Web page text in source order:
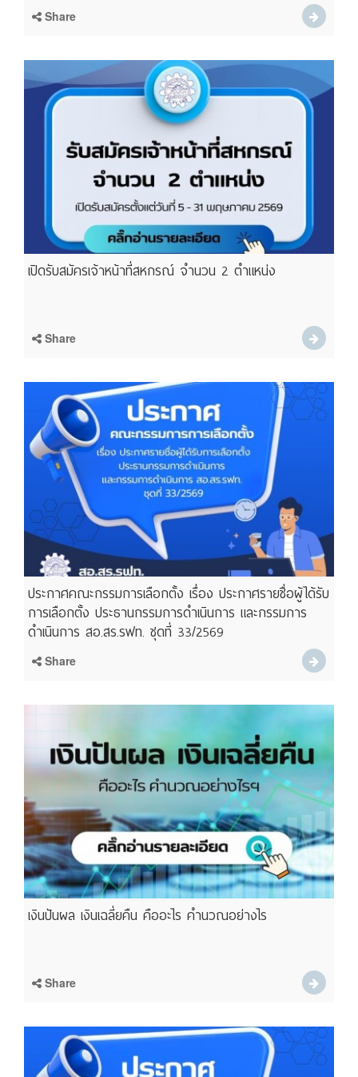
Share
เปิดรับสมัครเจ้าหน้าที่สหกรณ์ จำนวน 2 ตำแหน่ง
Share
ประกาศคณะกรรมการเลือกตั้ง เรื่อง ประกาศรายชื่อผู้ได้รับ
การเลือกตั้ง ประธานกรรมการดำเนินการ และกรรมการ
ดำเนินการ สอ.สร.รฟท. ชุดที่ 33/2569
Share
เงินปันผล เงินเฉลี่ยคืน คืออะไร คำนวณอย่างไร
Share